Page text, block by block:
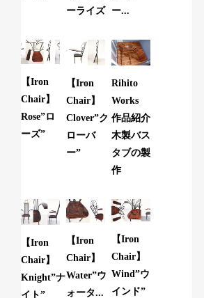
ーライズ
ー...
【Iron
Chair】
Rose”ロ
ーズ”
【Iron
Chair】
Clover”ク
ローバ
ー”
Rihito
Works
作品紹介
木製バス
タブの製
作
【Iron
Chair】
Knight”ナ
イト”
【Iron
Chair】
Water”ウ
ォータ...
【Iron
Chair】
Wind”ウ
インド”